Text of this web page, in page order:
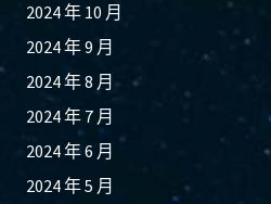
2024 年 10 月
2024 年 9 月
2024 年 8 月
2024 年 7 月
2024 年 6 月
2024 年 5 月